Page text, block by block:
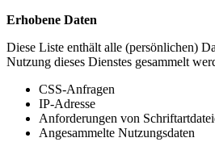
Erhobene Daten
Diese Liste enthält alle (persönlichen)
Nutzung dieses Dienstes gesammelt
CSS-Anfragen
IP-Adresse
Anforderungen von
Angesammelte Nutzungsdaten